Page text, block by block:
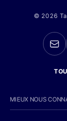
© 2026
MIEUX NOUS